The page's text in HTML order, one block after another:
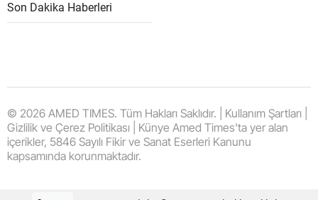
Son Dakika Haberleri
© 2026 AMED TIMES. Tüm Hakları Saklıdır. | Kullanım Şartları |
Gizlilik ve Çerez Politikası | Künye Amed Times'ta yer alan
içerikler, 5846 Sayılı Fikir ve Sanat Eserleri Kanunu
kapsamında korunmaktadır.